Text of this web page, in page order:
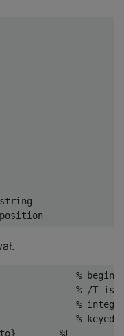
% begin
% /T is
%
% keyed
%F